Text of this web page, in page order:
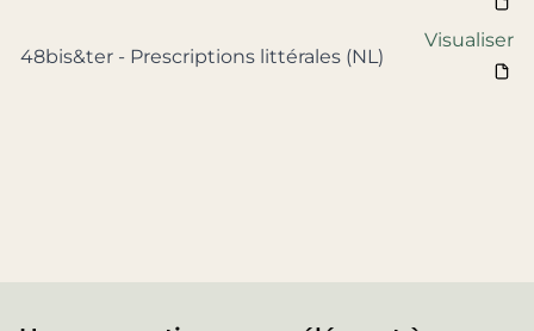
48bis&ter - Prescriptions littérales (NL)
Visualiser